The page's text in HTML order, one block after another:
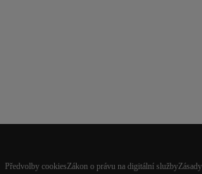
Předvolby cookiesZákon o právu na digitální služby